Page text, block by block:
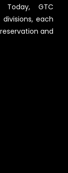
Today, GTC
each
and